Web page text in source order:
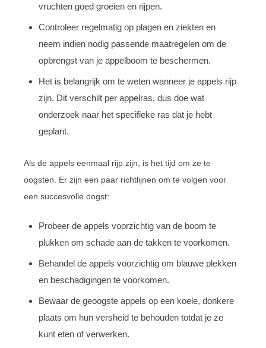
vruchten goed groeien en rijpen.
Controleer regelmatig op plagen en ziekten en
neem indien nodig passende maatregelen om de
opbrengst van je appelboom te beschermen.
Het is belangrijk om te weten wanneer je appels rijp
zijn. Dit verschilt per appelras, dus doe wat
onderzoek naar het specifieke ras dat je hebt
geplant.
Als de appels eenmaal rijp zijn, is het tijd om ze te
oogsten. Er zijn een paar richtlijnen om te volgen voor
een succesvolle oogst:
Probeer de appels voorzichtig van de boom te
plukken om schade aan de takken te voorkomen.
Behandel de appels voorzichtig om blauwe plekken
en beschadigingen te voorkomen.
Bewaar de geoogste appels op een koele, donkere
plaats om hun versheid te behouden totdat je ze
kunt eten of verwerken.